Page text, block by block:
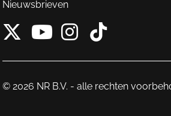
Nieuwsbrieven
X van
Tiktok
© 2026 NR B.V. - alle rechten